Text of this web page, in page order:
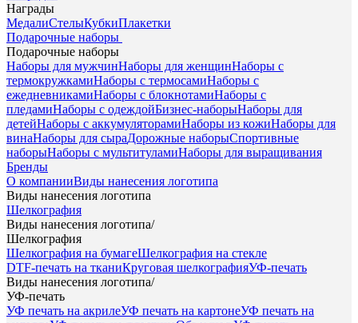
Награды
МедалиСтелыКубкиПлакетки
Подарочные наборы
Подарочные наборы
Наборы для мужчинНаборы для женщинНаборы с
термокружкамиНаборы с термосамиНаборы с
ежедневникамиНаборы с блокнотамиНаборы с
пледамиНаборы с одеждойБизнес-наборыНаборы для
детейНаборы с аккумуляторамиНаборы из кожиНаборы для
винаНаборы для сыраДорожные наборыСпортивные
наборыНаборы с мультитуламиНаборы для выращивания
Бренды
О компанииВиды нанесения логотипа
Виды нанесения логотипа
Шелкография
Виды нанесения логотипа/
Шелкография
Шелкография на бумагеШелкография на стекле
DTF-печать на тканиКруговая шелкографияУФ-печать
Виды нанесения логотипа/
УФ-печать
УФ печать на акрилеУФ печать на картонеУФ печать на